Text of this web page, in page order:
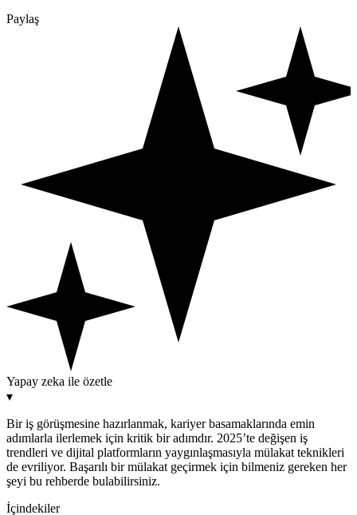
Paylaş
Yapay zeka ile özetle
▾
Bir iş görüşmesine hazırlanmak, kariyer basamaklarında emin
adımlarla ilerlemek için kritik bir adımdır. 2025’te değişen iş
trendleri ve dijital platformların yaygınlaşmasıyla mülakat teknikleri
de evriliyor. Başarılı bir mülakat geçirmek için bilmeniz gereken her
şeyi bu rehberde bulabilirsiniz.
İçindekiler